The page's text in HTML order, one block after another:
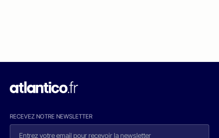
RECEVEZ NOTRE NEWSLETTER